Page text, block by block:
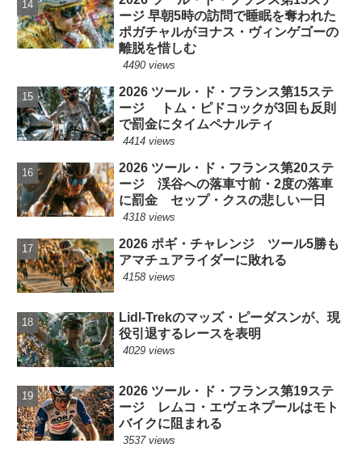
ージ 早朝5時の訪問で睡眠を奪われた
ポガチャルがヨナス・ヴィンゲゴーの
離脱を惜しむ
4490 views
2026 ツール・ド・フランス第15ステ
ージ トム・ピドコックが3回も反則
で罰金にタイムペナルティ
4414 views
2026 ツール・ド・フランス第20ステ
ージ 渓谷への落車寸前・2度の落車
に罰金 セップ・クスの悲しい一日
4318 views
2026 ポギ・チャレンジ ツール5勝も
アマチュアライダーに敗れる
4158 views
Lidl-Trekのマッズ・ピーダスンが、現
役引退するレースを表明
4029 views
2026 ツール・ド・フランス第19ステ
ージ レムコ・エヴェネプールはモト
バイクに阻まれる
3537 views